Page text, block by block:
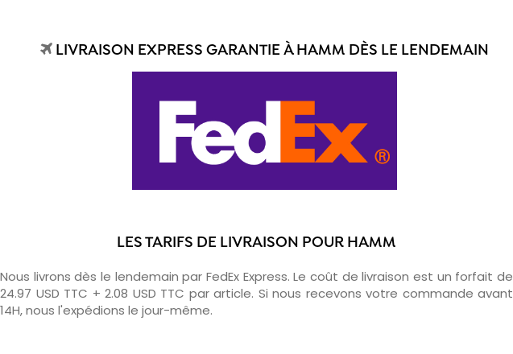
LIVRAISON EXPRESS GARANTIE À HAMM DÈS LE LENDEMAIN
LES TARIFS DE LIVRAISON POUR HAMM
Nous livrons dès le lendemain par FedEx Express. Le coût de livraison est un forfait de
24.97 USD TTC + 2.08 USD TTC par article. Si nous recevons votre commande avant
14H, nous l'expédions le jour-même.